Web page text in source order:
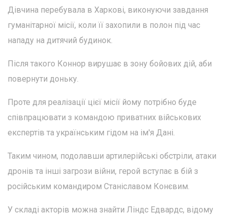
Дівчина перебувала в Харкові, виконуючи завдання
гуманітарної місії, коли її захопили в полон під час
нападу на дитячий будинок.
Після такого Коннор вирушає в зону бойових дій, аби
повернути доньку.
Проте для реалізації цієї місії йому потрібно буде
співпрацювати з командою приватних військових
експертів та українським гідом на ім'я Дані.
Таким чином, подолавши артилерійські обстріли, атаки
дронів та інші загрози війни, герой вступає в бій з
російським командиром Станіславом Конєвим.
У складі акторів можна знайти Ліндс Едвардс, відому